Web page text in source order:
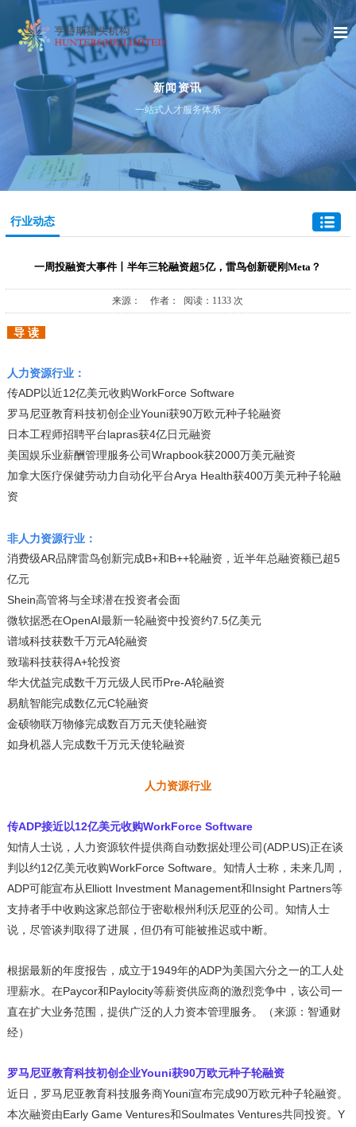
新闻资讯
一站式人才服务体系
行业动态
一周投融资大事件丨半年三轮融资超5亿，雷鸟创新硬刚Meta？
来源： 作者： 阅读：1133 次
导 读
人力资源行业：
传ADP以近12亿美元收购WorkForce Software
罗马尼亚教育科技初创企业Youni获90万欧元种子轮融资
日本工程师招聘平台lapras获4亿日元融资
美国娱乐业薪酬管理服务公司Wrapbook获2000万美元融资
加拿大医疗保健劳动力自动化平台Arya Health获400万美元种子轮融
资
非人力资源行业：
消费级AR品牌雷鸟创新完成B+和B++轮融资，近半年总融资额已超5
亿元
Shein高管将与全球潜在投资者会面
微软据悉在OpenAI最新一轮融资中投资约7.5亿美元
谱域科技获数千万元A轮融资
致瑞科技获得A+轮投资
华大优益完成数千万元级人民币Pre-A轮融资
易航智能完成数亿元C轮融资
金硕物联万物修完成数百万元天使轮融资
如身机器人完成数千万元天使轮融资
人力资源行业
传ADP接近以12亿美元收购WorkForce Software
知情人士说，人力资源软件提供商自动数据处理公司(ADP.US)正在谈
判以约12亿美元收购WorkForce Software。知情人士称，未来几周，
ADP可能宣布从Elliott Investment Management和Insight Partners等
支持者手中收购这家总部位于密歇根州利沃尼亚的公司。知情人士
说，尽管谈判取得了进展，但仍有可能被推迟或中断。
根据最新的年度报告，成立于1949年的ADP为美国六分之一的工人处
理薪水。在Paycor和Paylocity等薪资供应商的激烈竞争中，该公司一
直在扩大业务范围，提供广泛的人力资本管理服务。（来源：智通财
经）
罗马尼亚教育科技初创企业Youni获90万欧元种子轮融资
近日，罗马尼亚教育科技服务商Youni宣布完成90万欧元种子轮融资。
本次融资由Early Game Ventures和Soulmates Ventures共同投资。Y